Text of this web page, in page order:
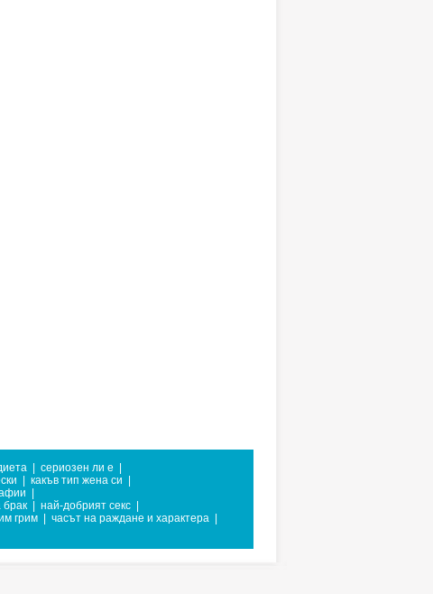
сериозен ли е
какъв тип жена си
най-добрият секс
грим часът на раждане и характера